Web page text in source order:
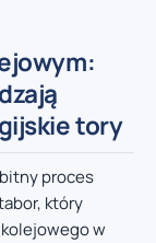
tory
proces
który
w